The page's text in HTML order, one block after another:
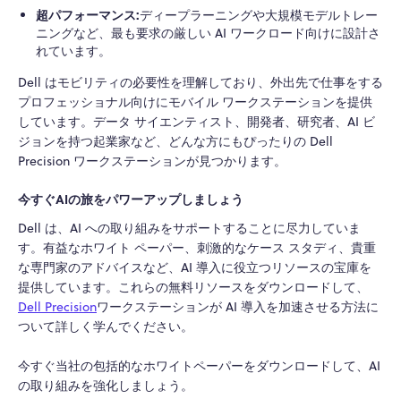
超パフォーマンス:ディープラーニングや大規模モデルトレー
ニングなど、最も要求の厳しい AI ワークロード向けに設計さ
れています。
Dell はモビリティの必要性を理解しており、外出先で仕事をする
プロフェッショナル向けにモバイル ワークステーションを提供
しています。データ サイエンティスト、開発者、研究者、AI ビ
ジョンを持つ起業家など、どんな方にもぴったりの Dell
Precision ワークステーションが見つかります。
今すぐAIの旅をパワーアップしましょう
Dell は、AI への取り組みをサポートすることに尽力していま
す。有益なホワイト ペーパー、刺激的なケース スタディ、貴重
な専門家のアドバイスなど、AI 導入に役立つリソースの宝庫を
提供しています。これらの無料リソースをダウンロードして、
Dell Precisionワークステーションが AI 導入を加速させる方法に
ついて詳しく学んでください。
今すぐ当社の包括的なホワイトペーパーをダウンロードして、AI
の取り組みを強化しましょう。